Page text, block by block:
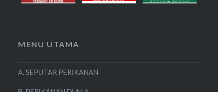
MENU UTAMA
A. SEPUTAR PERIKANAN